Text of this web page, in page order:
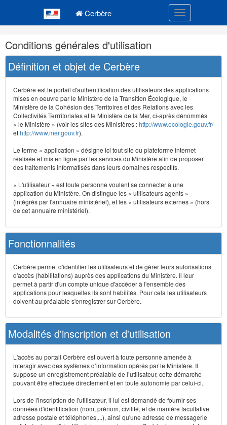
Cerbère Toggle
Navigation
et
outils
annexes
Conditions générales d'utilisation
Définition et objet de Cerbère
Cerbère est le portail d'authentification des utilisateurs des applications
mises en oeuvre par le Ministère de la Transition Écologique, le
Ministère de la Cohésion des Territoires et des Relations avec les
Collectivités Terrritoriales et le Ministère de la Mer, ci-après dénommés
« le Ministère » (voir les sites des Ministères :http://www.ecologie.gouv.fr/
ethttp://www.mer.gouv.fr).
Le terme « application » désigne ici tout site ou plateforme internet
réalisée et mis en ligne par les services du Ministère afin de proposer
des traitements informatisés dans leurs domaines respectifs.
« L'utilisateur » est toute personne voulant se connecter à une
application du Ministère. On distingue les « utilisateurs agents »
(intégrés par l'annuaire ministériel), et les « utilisateurs externes » (hors
de cet annuaire ministériel).
Fonctionnalités
Cerbère permet d'identifier les utilisateurs et de gérer leurs autorisations
d'accès (habilitations) auprès des applications du Ministère. Il leur
permet à partir d'un compte unique d'accéder à l'ensemble des
applications pour lesquelles ils sont habilités. Pour cela les utilisateurs
doivent au préalable s'enregistrer sur Cerbère.
Modalités d'inscription et d'utilisation
L'accès au portail Cerbère est ouvert à toute personne amenée à
interagir avec des systèmes d’information opérés par le Ministère. Il
suppose un enregistrement préalable de l’utilisateur, cette démarche
pouvant être effectuée directement et en toute autonomie par celui-ci.
Lors de l'inscription de l'utilisateur, il lui est demandé de fournir ses
données d'identification (nom, prénom, civilité, et de manière facultative
adresse postale et téléphones,...), ainsi qu'une adresse de messagerie